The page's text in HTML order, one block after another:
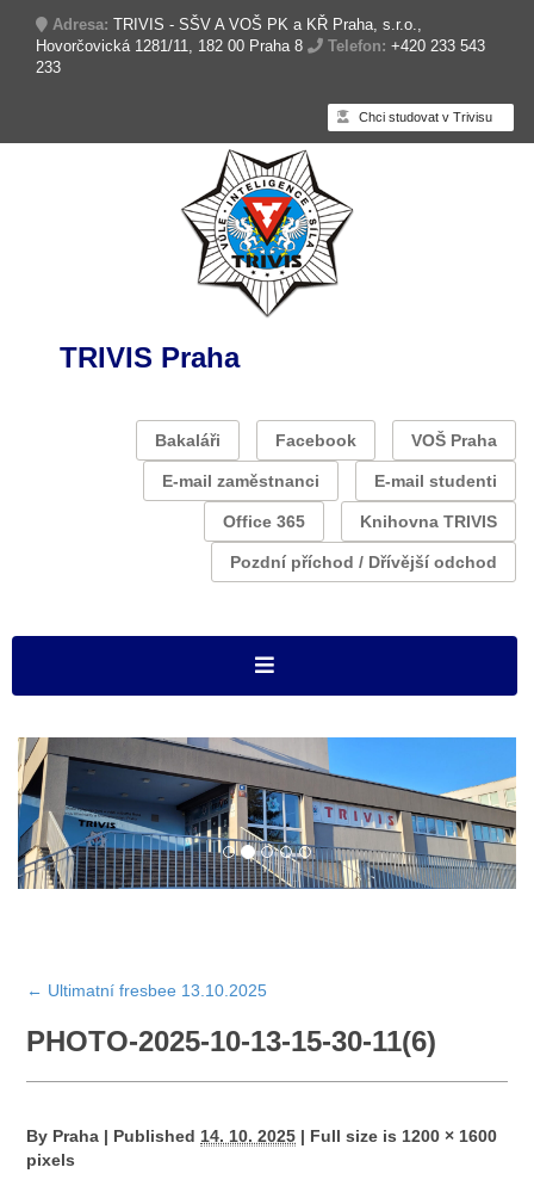
Adresa: TRIVIS - SŠV A VOŠ PK a KŘ Praha, s.r.o.,
Hovorčovická 1281/11, 182 00 Praha 8
Telefon: +420 233 543
233
Chci studovat v Trivisu
TRIVIS Praha
Bakaláři Facebook VOŠ Praha
E-mail zaměstnanci E-mail studenti
Office 365 Knihovna TRIVIS
Pozdní příchod / Dřívější odchod
← Ultimatní fresbee 13.10.2025
PHOTO-2025-10-13-15-30-11(6)
By Praha | Published 14. 10. 2025 | Full size is 1200 × 1600
pixels